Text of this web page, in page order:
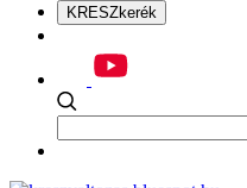
KRESZkerék